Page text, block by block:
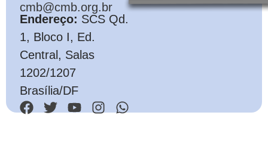
cmb@cmb.org.br
Endereço: SCS Qd.
1, Bloco I, Ed.
Central, Salas
1202/1207
Brasília/DF